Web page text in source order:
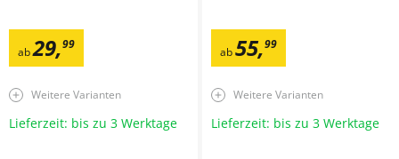
ab29,99
Weitere Varianten
Lieferzeit: bis zu 3 Werktage
ab 55,99
Weitere Varianten
Lieferzeit: bis zu 3 Werktage